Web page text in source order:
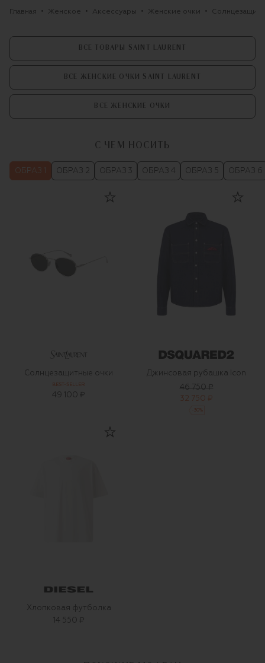
Главная Женское Аксессуары Женские очки
ВСЕ ТОВАРЫ SAINT LAURENT
ВСЕ ЖЕНСКИЕ ОЧКИ SAINT LAURENT
ВСЕ ЖЕНСКИЕ ОЧКИ
С ЧЕМ НОСИТЬ
ОБРАЗ 1 ОБРАЗ 2 ОБРАЗ 3 ОБРАЗ 4 ОБРАЗ 5 ОБРАЗ 6
Солнцезащитные очки
BEST-SELLER
49 100 ₽
Джинсовая рубашка Icon
46 750 ₽
32 750 ₽
%
Хлопковая футболка
14 550 ₽